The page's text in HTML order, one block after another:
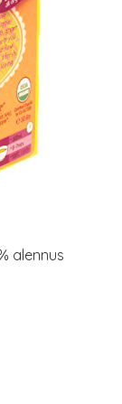
alennus